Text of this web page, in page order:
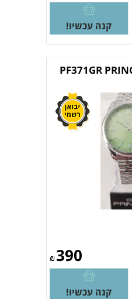
קנה עכשיו!
₪390
קנה עכשיו!